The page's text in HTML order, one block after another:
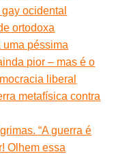
ocidental
ortodoxa
péssima
pior – mas é o
liberal
metafísica contra
“A guerra é
Olhem essa